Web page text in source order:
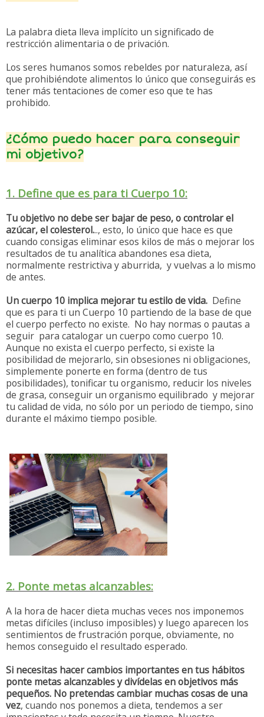
La palabra dieta lleva implícito un significado de
restricción alimentaria o de privación.
Los seres humanos somos rebeldes por naturaleza, así
que prohibiéndote alimentos lo único que conseguirás es
tener más tentaciones de comer eso que te has
prohibido.
¿Cómo puedo hacer para conseguir
mi objetivo?
1. Define que es para ti Cuerpo 10:
Tu objetivo no debe ser bajar de peso, o controlar el
azúcar, el colesterol..., esto, lo único que hace es que
cuando consigas eliminar esos kilos de más o mejorar los
resultados de tu analítica abandones esa dieta,
normalmente restrictiva y aburrida, y vuelvas a lo mismo
de antes.
Un cuerpo 10 implica mejorar tu estilo de vida. Define
que es para ti un Cuerpo 10 partiendo de la base de que
el cuerpo perfecto no existe. No hay normas o pautas a
seguir para catalogar un cuerpo como cuerpo 10.
Aunque no exista el cuerpo perfecto, si existe la
posibilidad de mejorarlo, sin obsesiones ni obligaciones,
simplemente ponerte en forma (dentro de tus
posibilidades), tonificar tu organismo, reducir los niveles
de grasa, conseguir un organismo equilibrado y mejorar
tu calidad de vida, no sólo por un periodo de tiempo, sino
durante el máximo tiempo posible.
2. Ponte metas alcanzables:
A la hora de hacer dieta muchas veces nos imponemos
metas difíciles (incluso imposibles) y luego aparecen los
sentimientos de frustración porque, obviamente, no
hemos conseguido el resultado esperado.
Si necesitas hacer cambios importantes en tus hábitos
ponte metas alcanzables y divídelas en objetivos más
pequeños. No pretendas cambiar muchas cosas de una
vez, cuando nos ponemos a dieta, tendemos a ser